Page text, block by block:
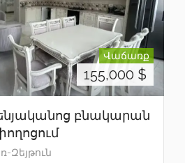
Վաճառք
155,000 $
բնակարան
Զեյթուն